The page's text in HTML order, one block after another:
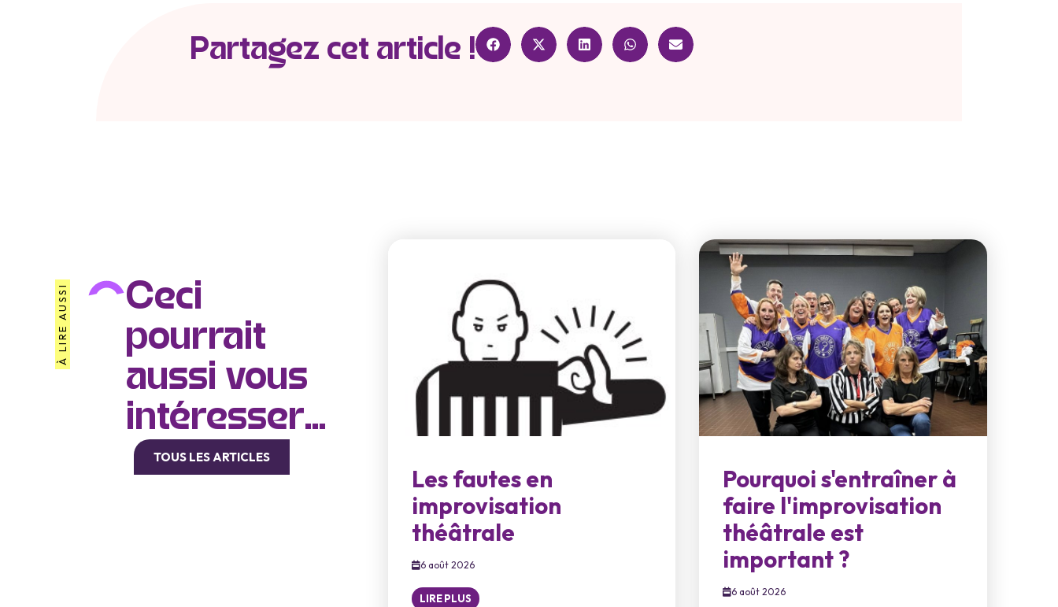
Partagez cet article !
À LIRE AUSSI
Ceci
pourrait
aussi vous
intéresser...
TOUS LES ARTICLES
Les fautes en
improvisation
théâtrale
6 août 2026
LIRE PLUS
Pourquoi s'entraîner à
faire l'improvisation
théâtrale est
important ?
6 août 2026